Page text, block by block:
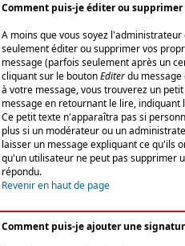
Comment puis-je éditer ou supprimer
A moins que vous soyez
seulement éditer ou supprimer vos
message (parfois seulement après un
cliquant sur le boutonEditerdu message
à votre message, vous trouverez un
message en retournant le lire,
Ce petit texte n'apparaîtra pas si
plus si un modérateur ou un
laisser un message expliquant ce qu'ils
qu'un utilisateur ne peut pas supprimer
répondu.
Revenir en haut de page
Comment puis-je ajouter une